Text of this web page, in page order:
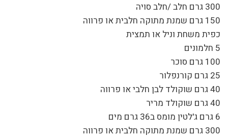
300 גרם חלב /חלב סויה
150 גרם שמנת מתוקה חלבית או פרווה
כפית משחת וניל או תמצית
5 חלמונים
100 גרם סוכר
25 גרם קורנפלור
40 גרם שוקולד לבן חלבי או פרווה
40 גרם שוקולד מריר
6 גרם ג'לטין מומס ב36 גרם מים
300 גרם שמנת מתוקה חלבית או פרווה